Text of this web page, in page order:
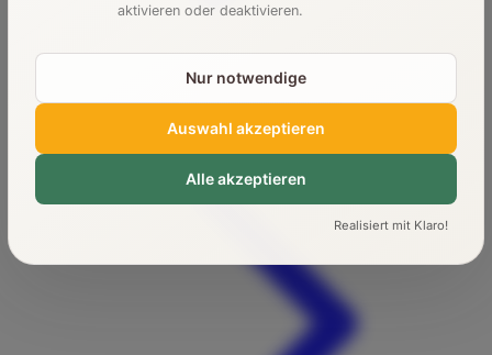
aktivieren oder deaktivieren.
Nur notwendige
Auswahl akzeptieren
Alle akzeptieren
Realisiert mit Klaro!